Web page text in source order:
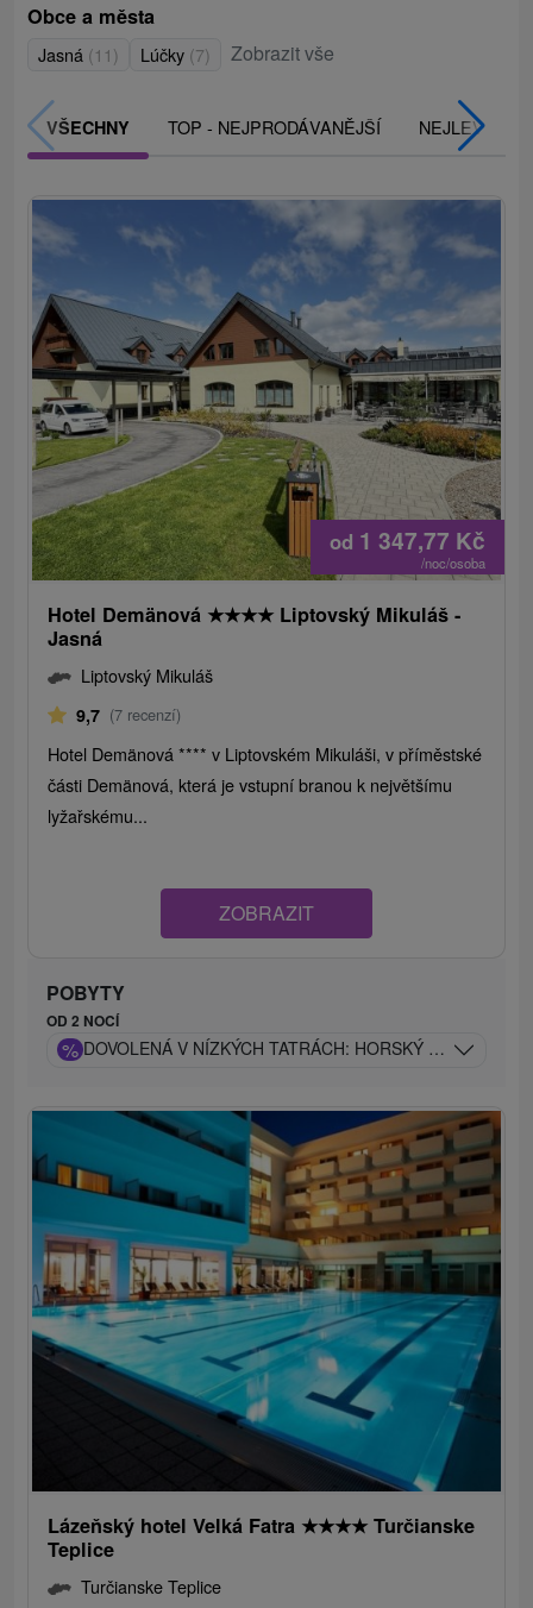
Obce a města
Jasná (11) Lúčky (7) Zobrazit vše
VŠECHNY TOP - NEJPRODÁVANĚJŠÍ NEJLEVNĚJŠÍ
od 1 347,77 Kč
/noc/osoba
Hotel Demänová ★★★★ Liptovský Mikuláš -
Jasná
Liptovský Mikuláš
9,7 (7 recenzí)
Hotel Demänová **** v Liptovském Mikuláši, v příměstské
části Demänová, která je vstupní branou k největšímu
lyžařskému...
ZOBRAZIT
POBYTY
OD 2 NOCÍ
% DOVOLENÁ V NÍZKÝCH TATRÁCH: HORSKÝ
Lázeňský hotel Velká Fatra ★★★★ Turčianske
Teplice
Turčianske Teplice